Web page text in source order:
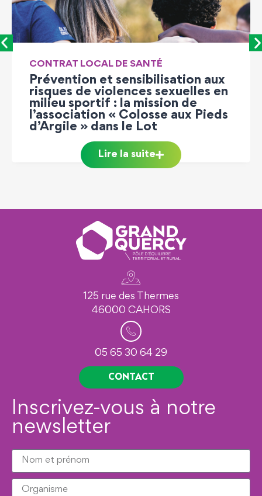
CONTRAT LOCAL DE SANTÉ
Prévention et sensibilisation aux
risques de violences sexuelles en
milieu sportif : la mission de
l’association « Colosse aux Pieds
d’Argile » dans le Lot
Lire la suite
125 rue des Thermes
46000 CAHORS
05 65 30 64 29
CONTACT
Inscrivez-vous à notre
newsletter